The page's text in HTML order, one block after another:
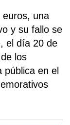
euros, una
y su fallo se
el día 20 de
los
en el